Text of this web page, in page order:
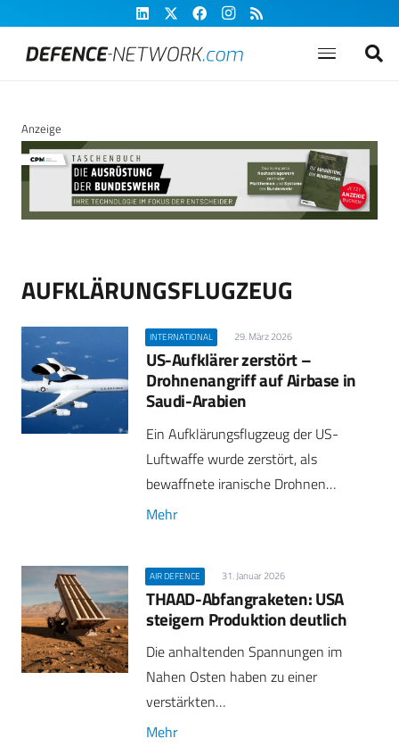
Anzeige
AUFKLÄRUNGSFLUGZEUG
INTERNATIONAL 29. März 2026
US-Aufklärer zerstört –
Drohnenangriff auf Airbase in
Saudi-Arabien
Ein Aufklärungsflugzeug der US-
Luftwaffe wurde zerstört, als
bewaffnete iranische Drohnen…
Mehr
AIR DEFENCE 31. Januar 2026
THAAD-Abfangraketen: USA
steigern Produktion deutlich
Die anhaltenden Spannungen im
Nahen Osten haben zu einer
verstärkten…
Mehr